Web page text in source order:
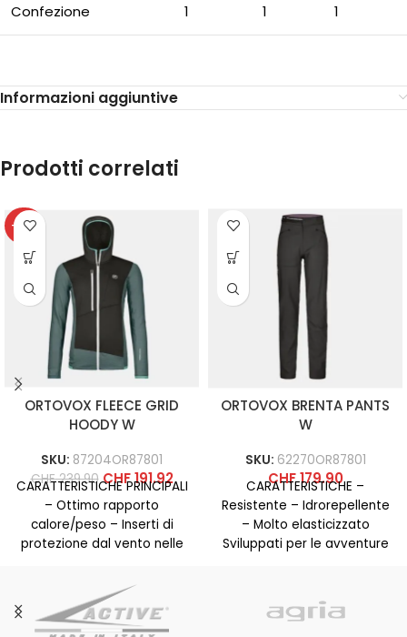
Confezione 1 1 1
Informazioni aggiuntive
Prodotti correlati
-20%
ORTOVOX FLEECE GRID
HOODY W
SKU: 87204OR87801
CHF239.90 CHF191.92
CARATTERISTICHE PRINCIPALI
– Ottimo rapporto
calore/peso – Inserti di
protezione dal vento nelle
grazie alla struttura
ORTOVOX BRENTA PANTS
W
SKU: 62270OR87801
CHF179.90
CARATTERISTICHE –
Resistente – Idrorepellente
– Molto elasticizzato
Sviluppati per le avventure